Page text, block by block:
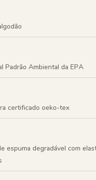
Padrão Ambiental da EPA
certificado oeko-tex
espuma degradável com